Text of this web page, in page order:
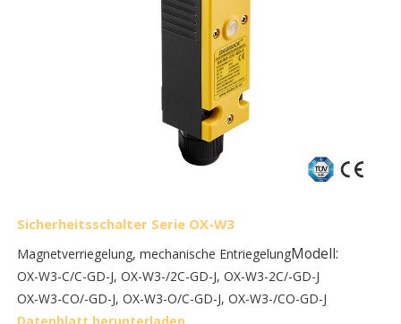
Sicherheitsschalter Serie OX-W3
Magnetverriegelung, mechanische EntriegelungModell:
OX-W3-C/C-GD-J, OX-W3-/2C-GD-J, OX-W3-2C/-GD-J
OX-W3-CO/-GD-J, OX-W3-O/C-GD-J, OX-W3-/CO-GD-J